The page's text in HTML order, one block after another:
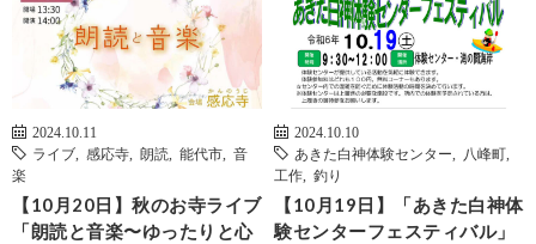
2024.10.11
ライブ
感応寺 朗読 能代市
音
楽
【10月20日】秋のお寺ライブ
「朗読と音楽〜ゆったりと心
2024.10.10
あきた白神体験センター
八峰町
工作
釣り
【10月19日】「あきた白神体
験センターフェスティバル」